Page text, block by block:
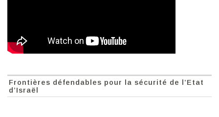
Frontières défendables pour la sécurité de l’Etat
d’Israël